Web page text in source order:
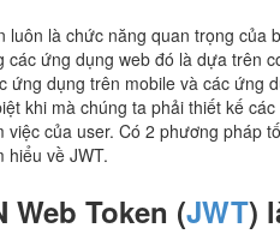
luôn là chức năng quan trọng
các ứng dụng web đó là dựa trên
ứng dụng trên mobile và các ứng
khi mà chúng ta phải thiết kế
việc của user. Có 2 phương pháp
hiểu về JWT.
Web Token (JWT)